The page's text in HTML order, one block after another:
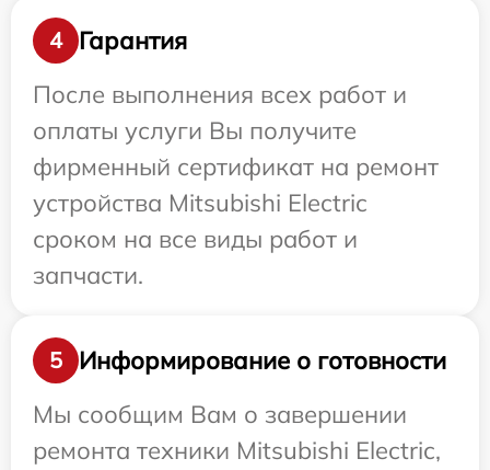
4
Гарантия
После выполнения всех работ и
оплаты услуги Вы получите
фирменный сертификат на ремонт
устройства Mitsubishi Electric
сроком на все виды работ и
запчасти.
5
Информирование о готовности
Мы сообщим Вам о завершении
ремонта техники Mitsubishi Electric,